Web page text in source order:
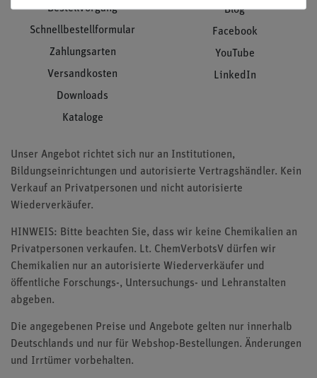
Bestellvorgang
Schnellbestellformular
Zahlungsarten
Versandkosten
Downloads
Kataloge
Blog
Facebook
YouTube
LinkedIn
Unser Angebot richtet sich nur an Institutionen,
Bildungseinrichtungen und autorisierte Vertragshändler. Kein
Verkauf an Privatpersonen und nicht autorisierte
Wiederverkäufer.
HINWEIS: Bitte beachten Sie, dass wir keine Chemikalien an
Privatpersonen verkaufen. Lt. ChemVerbotsV dürfen wir
Chemikalien nur an autorisierte Wiederverkäufer und
öffentliche Forschungs-, Untersuchungs- und Lehranstalten
abgeben.
Die angegebenen Preise und Angebote gelten nur innerhalb
Deutschlands und nur für Webshop-Bestellungen. Änderungen
und Irrtümer vorbehalten.